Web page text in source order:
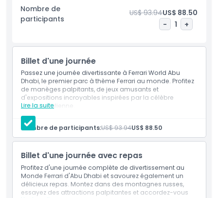
de tous âges. Avec son design impressionnant, ses zones
thématiques et une grande variété d'attractions et de
divertissements, le Parc Ferrari est bien plus qu'un simple
l'innovation et de la passion. Que vous recherchiez des
inspirant dans l'héritage de Ferrari, une visite au Parc Ferrari
Abou Dabi garantit des souvenirs inoubliables au cœur du
pôle de divertissement de l'Île de Yas.
Points forts
Inclus
Politique enfant/adulte
Heure de prise en charge/dépose
Nombre de
participants
US$ 93.94US$ 88.50
-
1 +
Billet d'une journée
Passez une journée divertissante à Ferrari World Abu
Dhabi, le premier parc à thème Ferrari au monde. Profitez
de manèges palpitants, de jeux amusants et
d'expositions incroyables inspirées par la célèbre
marque italienne.
Lire la suite
Inclus
Ferrari World Abu Dhabi, billet d'une journée, entrée
unique
Accès illimité toute la journée à toutes les attractions
Nombre de participants:US$ 93.94US$ 88.50
Billet d'une journée avec repas
Profitez d'une journée complète de divertissement au
Monde Ferrari d'Abu Dhabi et savourez également un
délicieux repas. Montez dans des montagnes russes,
essayez des attractions palpitantes et accordez-vous